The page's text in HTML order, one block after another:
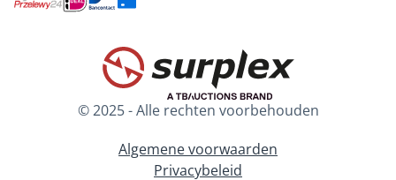
© 2025 - Alle rechten voorbehouden
Algemene voorwaarden
Privacybeleid